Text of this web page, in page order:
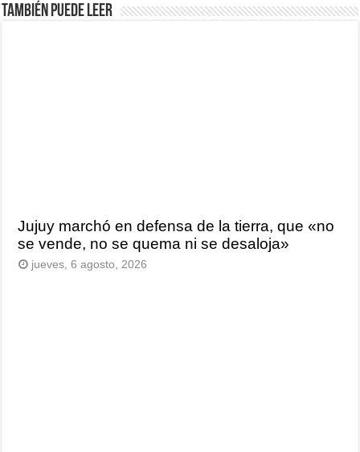
También puede leer
Jujuy marchó en defensa de la tierra, que «no
se vende, no se quema ni se desaloja»
jueves, 6 agosto, 2026